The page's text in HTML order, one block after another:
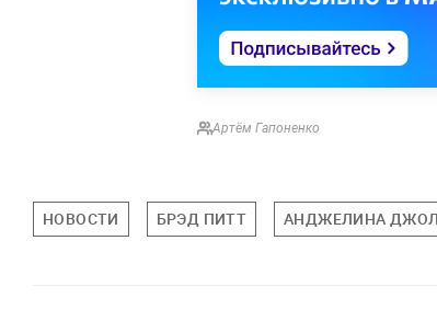
Артём Гапоненко
НОВОСТИ БРЭД ПИТТ АНДЖЕЛИНА